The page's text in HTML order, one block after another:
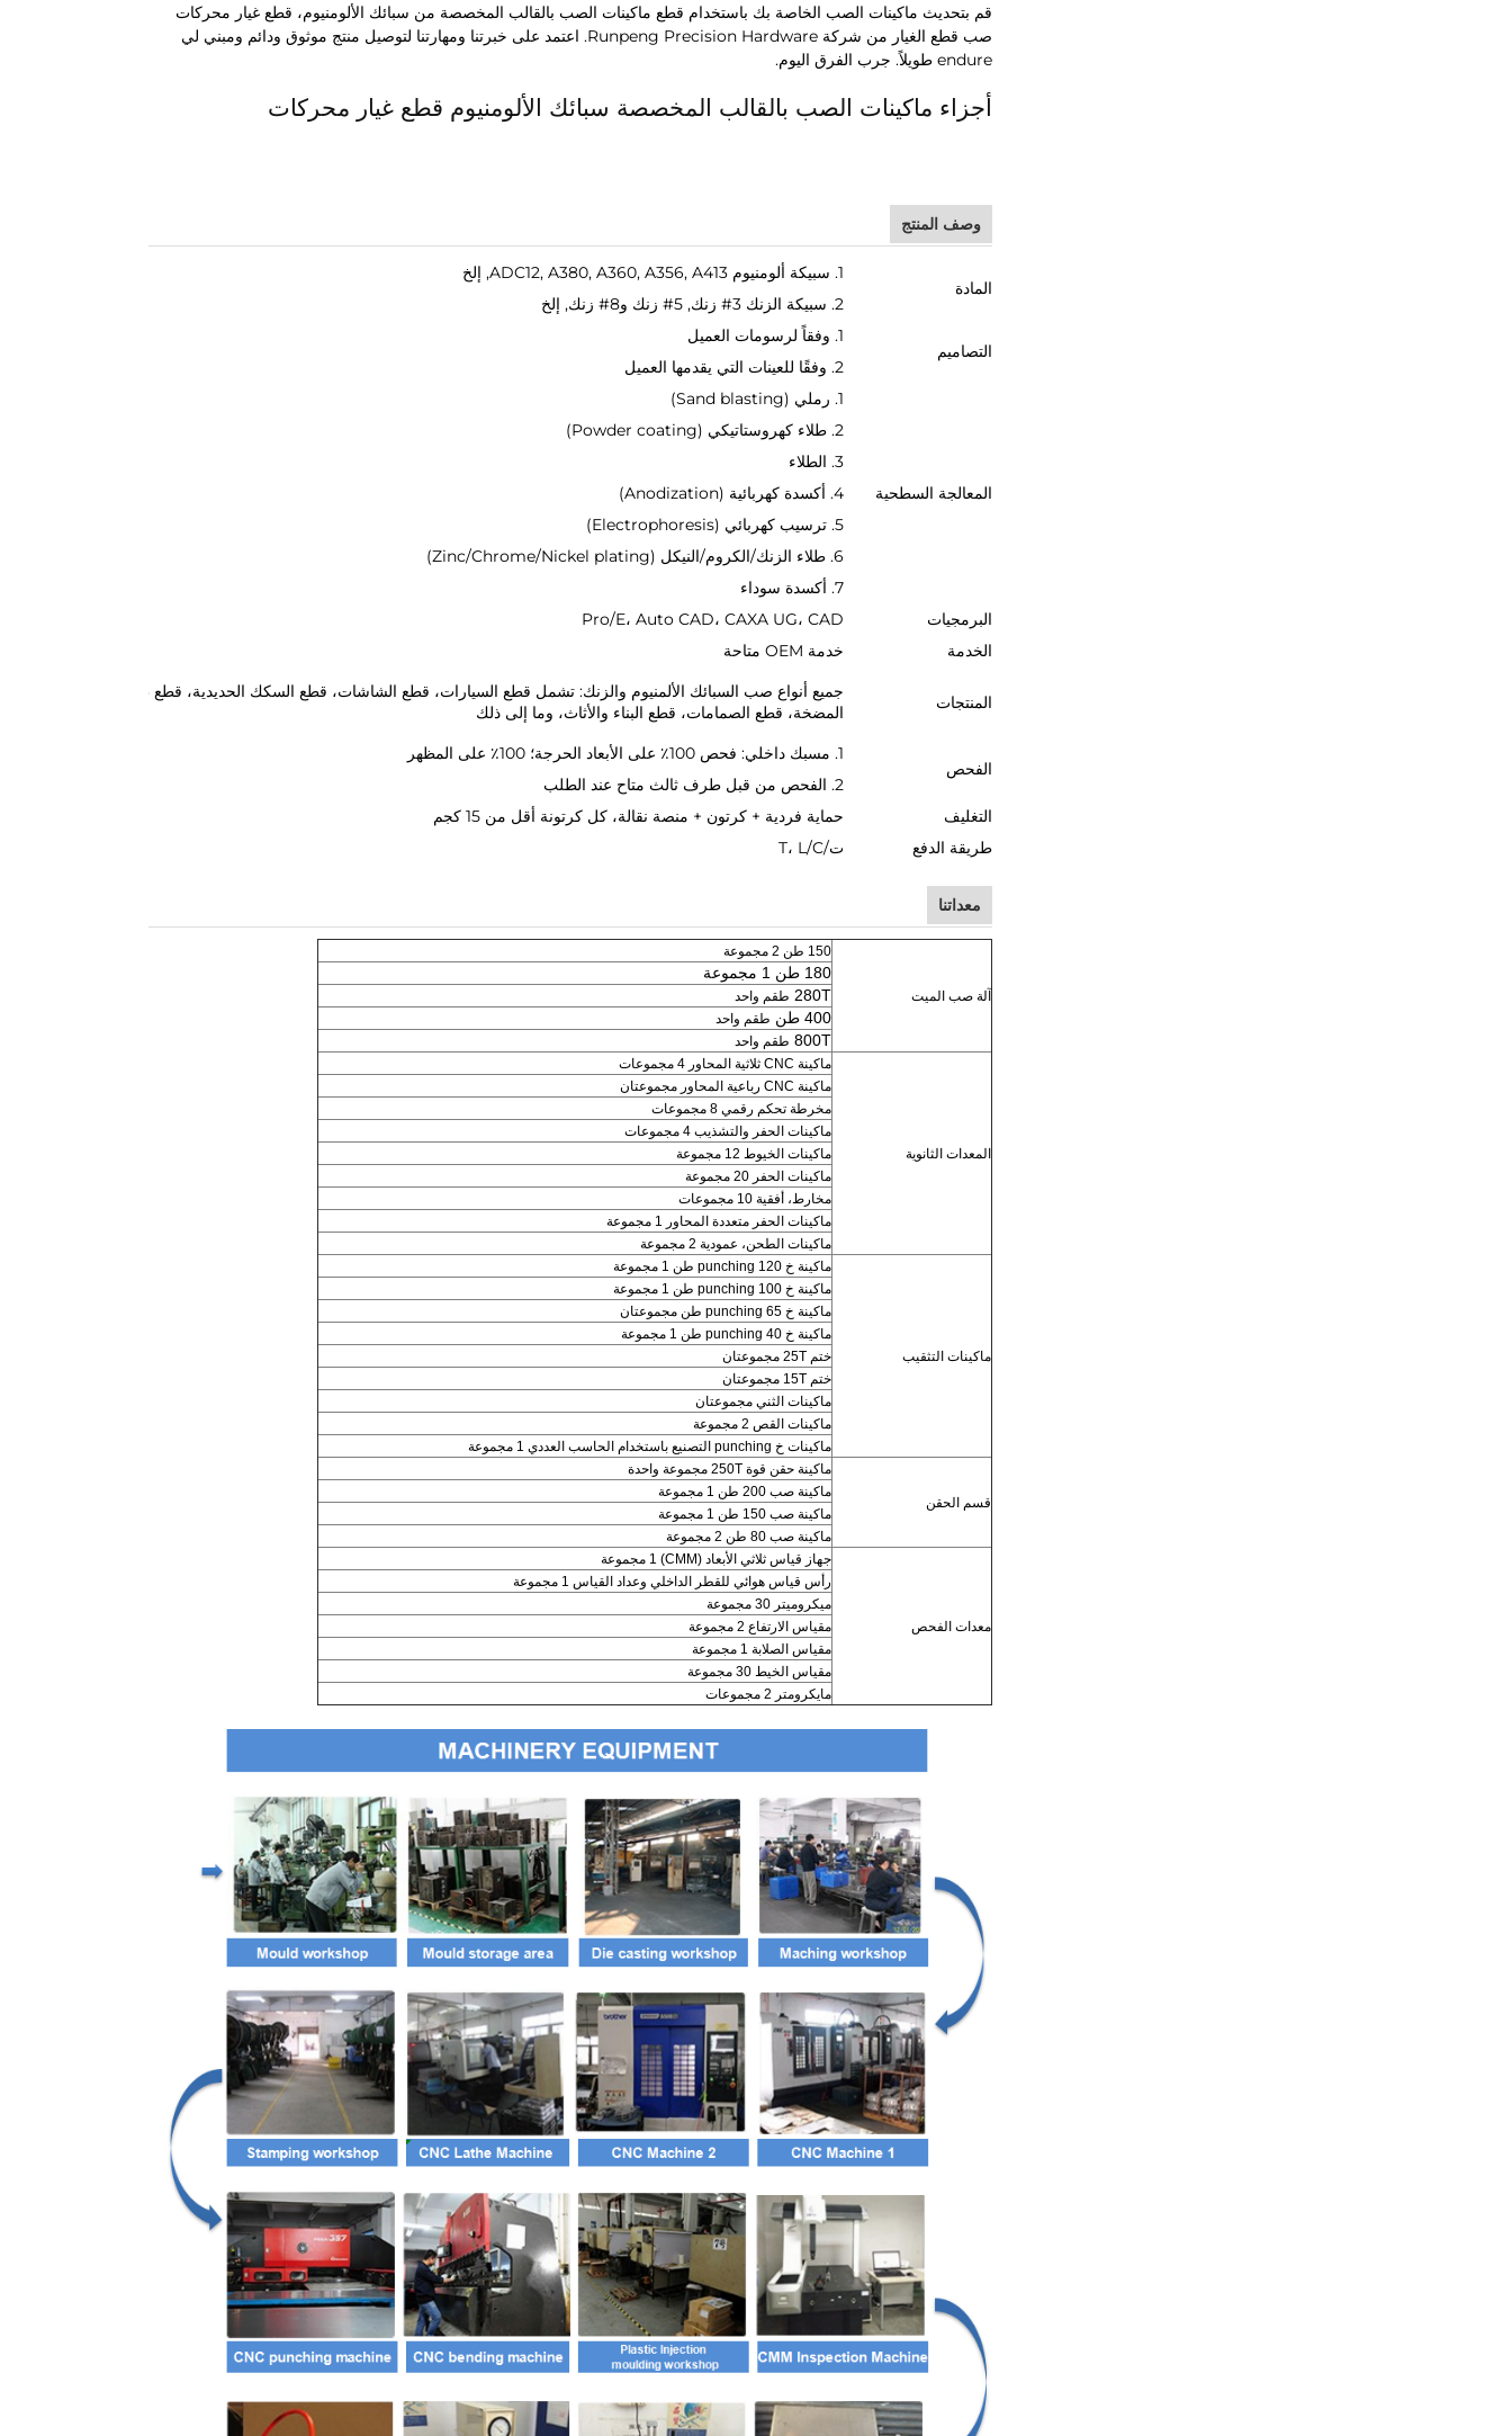
قم بتحديث ماكينات الصب الخاصة بك باستخدام قطع ماكينات الصب بالقالب المخصصة من سبائك الألومنيوم، قطع غيار محركات
صب قطع الغيار من شركة Runpeng Precision Hardware. اعتمد على خبرتنا ومهارتنا لتوصيل منتج موثوق ودائم ومبني لي
endure طويلاً. جرب الفرق اليوم.
أجزاء ماكينات الصب بالقالب المخصصة سبائك الألومنيوم قطع غيار محركات
وصف المنتج
المادة
1. سبيكة ألومنيوم ADC12, A380, A360, A356, A413, إلخ
2. سبيكة الزنك 3# زنك, 5# زنك و8# زنك, إلخ
التصاميم
1. وفقاً لرسومات العميل
2. وفقًا للعينات التي يقدمها العميل
المعالجة السطحية
1. رملي (Sand blasting)
2. طلاء كهروستاتيكي (Powder coating)
3. الطلاء
4. أكسدة كهربائية (Anodization)
5. ترسيب كهربائي (Electrophoresis)
6. طلاء الزنك/الكروم/النيكل (Zinc/Chrome/Nickel plating)
7. أكسدة سوداء
البرمجيات
Pro/E، Auto CAD، CAXA UG، CAD
الخدمة
خدمة OEM متاحة
المنتجات
جميع أنواع صب السبائك الألمنيوم والزنك: تشمل قطع السيارات، قطع الشاشات، قطع السكك الحديدية، قطع طبية، قطع بحرية،
المضخة، قطع الصمامات، قطع البناء والأثاث، وما إلى ذلك
الفحص
1. مسبك داخلي: فحص 100٪ على الأبعاد الحرجة؛ 100٪ على المظهر
2. الفحص من قبل طرف ثالث متاح عند الطلب
التغليف
حماية فردية + كرتون + منصة نقالة، كل كرتونة أقل من 15 كجم
طريقة الدفع
ت/T، L/C
معداتنا
آلة صب الميت
150 طن 2 مجموعة
180 طن 1 مجموعة
280T طقم واحد
400 طن طقم واحد
800T طقم واحد
المعدات الثانوية
ماكينة CNC ثلاثية المحاور 4 مجموعات
ماكينة CNC رباعية المحاور مجموعتان
مخرطة تحكم رقمي 8 مجموعات
ماكينات الحفر والتشذيب 4 مجموعات
ماكينات الخيوط 12 مجموعة
ماكينات الحفر 20 مجموعة
مخارط، أفقية 10 مجموعات
ماكينات الحفر متعددة المحاور 1 مجموعة
ماكينات الطحن، عمودية 2 مجموعة
ماكينات التثقيب
ماكينة خ punching 120 طن 1 مجموعة
ماكينة خ punching 100 طن 1 مجموعة
ماكينة خ punching 65 طن مجموعتان
ماكينة خ punching 40 طن 1 مجموعة
ختم 25T
مجموعتان
ختم 15T
مجموعتان
ماكينات الثني مجموعتان
ماكينات القص 2 مجموعة
ماكينات خ punching التصنيع باستخدام الحاسب العددي 1 مجموعة
قسم الحقن
ماكينة حقن قوة 250T مجموعة واحدة
ماكينة صب 200 طن 1 مجموعة
ماكينة صب 150 طن 1 مجموعة
ماكينة صب 80 طن 2 مجموعة
معدات الفحص
جهاز قياس ثلاثي الأبعاد (CMM) 1 مجموعة
رأس قياس هوائي للقطر الداخلي وعداد القياس 1 مجموعة
ميكروميتر 30 مجموعة
مقياس الارتفاع 2 مجموعة
مقياس الصلابة 1 مجموعة
مقياس الخيط 30 مجموعة
مايكرومتر 2 مجموعات